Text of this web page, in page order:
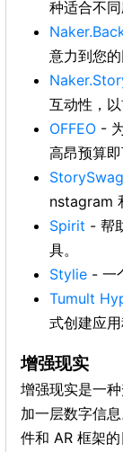
种适合不
意力到您的
互动性，以
OFFEO -
高昂预算
StorySwag
nstagram
Spirit - 帮
具。
Stylie - 一
Tumult
式创建应用
增强现实
增强现实是一
加一层数字信
件和 AR 框架